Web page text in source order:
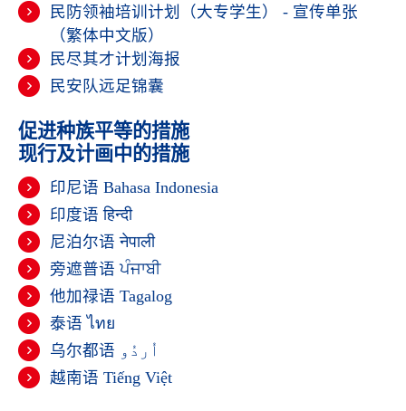
民防领袖培训计划（大专学生） - 宣传单张
（繁体中文版）
民尽其才计划海报
民安队远足锦囊
促进种族平等的措施
现行及计画中的措施
印尼语 Bahasa Indonesia
印度语हिन्दी
尼泊尔语नेपाली
旁遮普语ਪੰਜਾਬੀ
他加禄语 Tagalog
泰语ไทย
乌尔都语 اُردُو
越南语 Tiếng Việt